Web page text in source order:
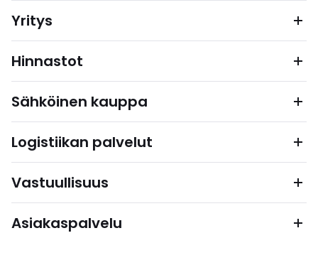
Yritys
Hinnastot
Sähköinen kauppa
Logistiikan palvelut
Vastuullisuus
Asiakaspalvelu